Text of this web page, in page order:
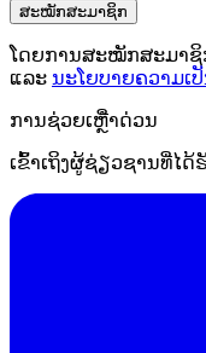
ສະໝັກສະມາຊິກ
ໂດຍການສະໝັກສະມາຊິ
ແລະ ນະໂຍບາຍຄວາມເ
ການຊ່ວຍເຫຼືໍາດ່ວນ
ເຂົ້າເຖິງຜູ້ຊ່ຽວຊານທີ່ໄ